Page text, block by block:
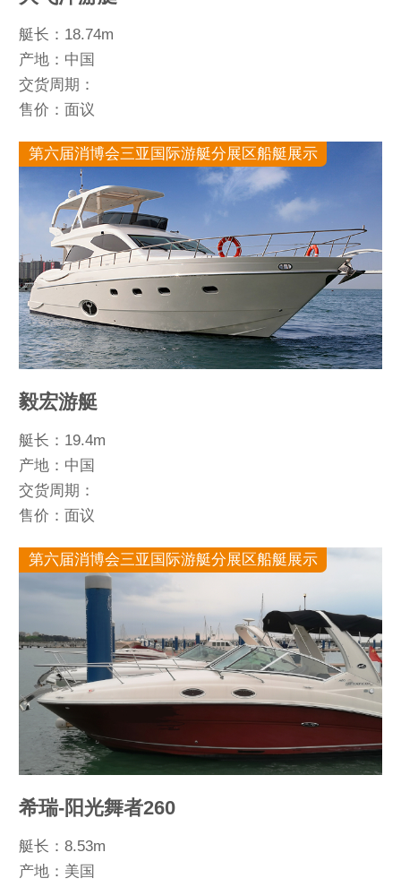
艇长：18.74m
产地：中国
交货周期：
售价：面议
第六届消博会三亚国际游艇分展区船艇展示
毅宏游艇
艇长：19.4m
产地：中国
交货周期：
售价：面议
第六届消博会三亚国际游艇分展区船艇展示
希瑞-阳光舞者260
艇长：8.53m
产地：美国